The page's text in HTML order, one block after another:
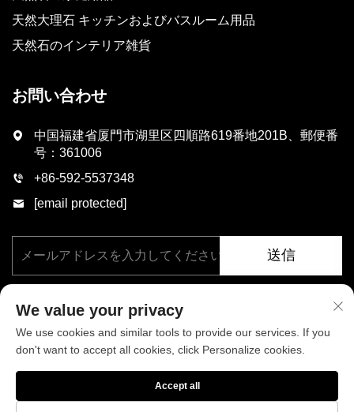
天然大理石 キッチンおよびバスルーム用品
天然石のインテリア雑貨
お問い合わせ
中国福建省厦門市湖里区四順路619番地201B、郵便番
号：361006
+86-592-5537348
[email protected]
送信
著作権 © 厦門フェニックス工業有限公司、すべての権利を保有。
We value your privacy
We use cookies and similar tools to provide our services. If you
don't want to accept all cookies, click Personalize cookies.
Accept all